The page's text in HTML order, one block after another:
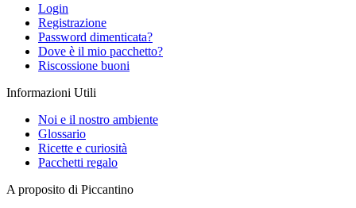
Login
Registrazione
Password dimenticata?
Dove è il mio pacchetto?
Riscossione buoni
Informazioni Utili
Noi e il nostro ambiente
Glossario
Ricette e curiosità
Pacchetti regalo
A proposito di Piccantino